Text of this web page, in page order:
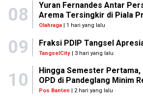
08
Yuran Fernandes Antar
Arema Tersingkir di Piala
Olahraga| 1 hari yang lalu
09 Fraksi PDIP Tangsel
TangselCity | 3 hari yang lalu
10
Hingga Semester Pertama,
OPD di Pandeglang Minim
Pos Banten | 2 hari yang lalu